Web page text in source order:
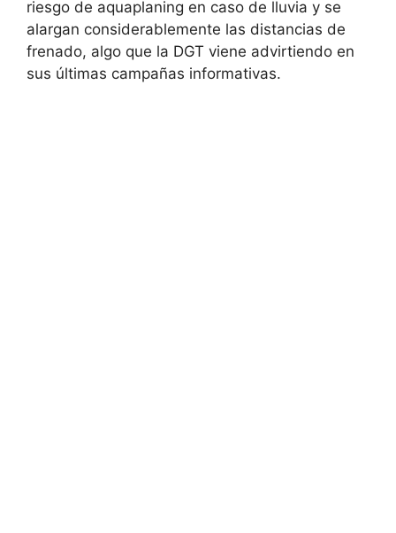
riesgo de aquaplaning en caso de lluvia y se
alargan considerablemente las distancias de
frenado, algo que la DGT viene advirtiendo en
sus últimas campañas informativas.